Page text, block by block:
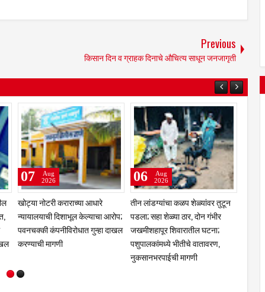
Previous
किसान दिन व ग्राहक दिनाचे औचित्य साधून जनजागृती
शहाबाज काझी यांचा नळदुर्गमध्ये
जल्लोषात नागरी सत्कार; हैदर कुरेशी
मित्र परिवाराचा पुढाकार; फटाक्यांची
आतषबाजी, घोषणांनी शहर दणाणले
08
Aug
2026
एसआयआर मोहीम : नळदुर्ग शहरातील
३,९२४ मतदारांची नावे वगळलीमयत,
दुबार, स्थलांतरित व न सापडलेल्या
मतदारांची छाननी; दावे-हरकती दाखल
करण्याचे आवाहन
07
Aug
2026